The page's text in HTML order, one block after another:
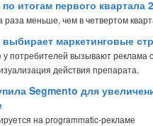
итогам первого квартала
раза меньше, чем в четвертом
маркетинговые
потребителей вызывают реклама
действия препарата.
Segmento для
на programmatic-рекламе